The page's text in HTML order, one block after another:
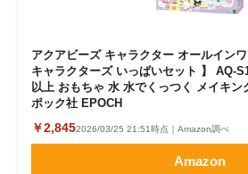
アクアビーズ キャラクター オールイン
キャラクターズ いっぱいセット 】 AQ-
以上 おもちゃ 水 水でくっつく メイキ
ポック社 EPOCH
￥2,8452026/03/25 21:51時点｜Amazon調べ
Amazon